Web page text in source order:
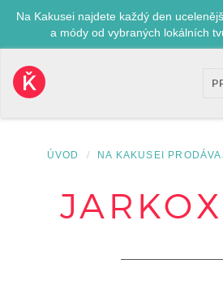
Na Kakusei najdete každý den
a módy od vybraných lokálních
přejít
úvodní
ÚVOD NA KAKUSEI